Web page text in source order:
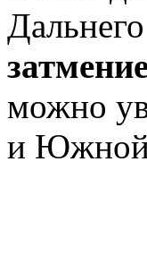
можно
и Южной